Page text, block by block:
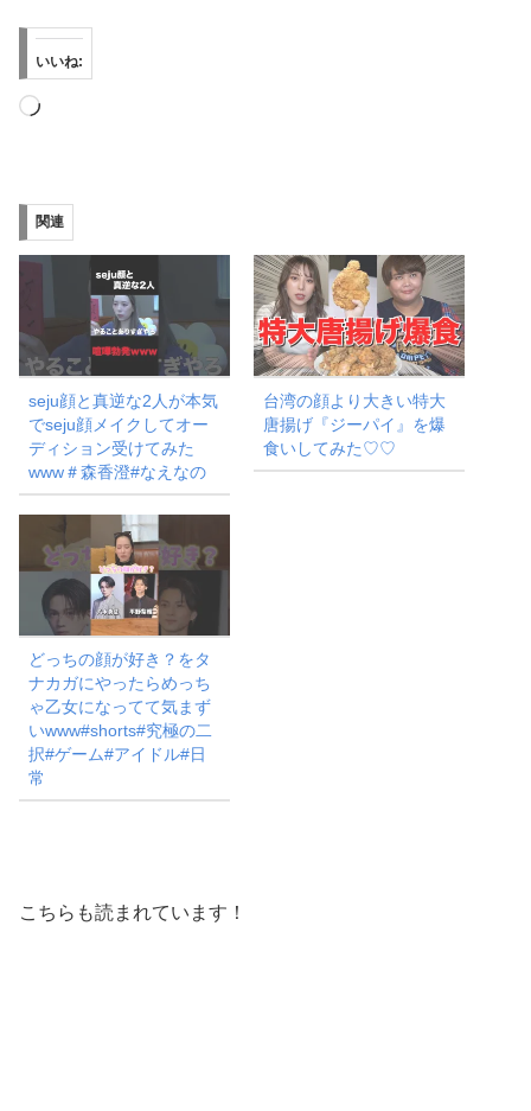
いいね:
読
み
中…
関連
seju顔と真逆な2人が本気
でseju顔メイクしてオー
ディション受けてみた
www＃森香澄#なえなの
台湾の顔より大きい特大
唐揚げ『ジーパイ』を爆
食いしてみた♡♡
どっちの顔が好き？をタ
ナカガにやったらめっち
ゃ乙女になってて気まず
いwww#shorts#究極の二
択#ゲーム#アイドル#日
常
こちらも読まれています！